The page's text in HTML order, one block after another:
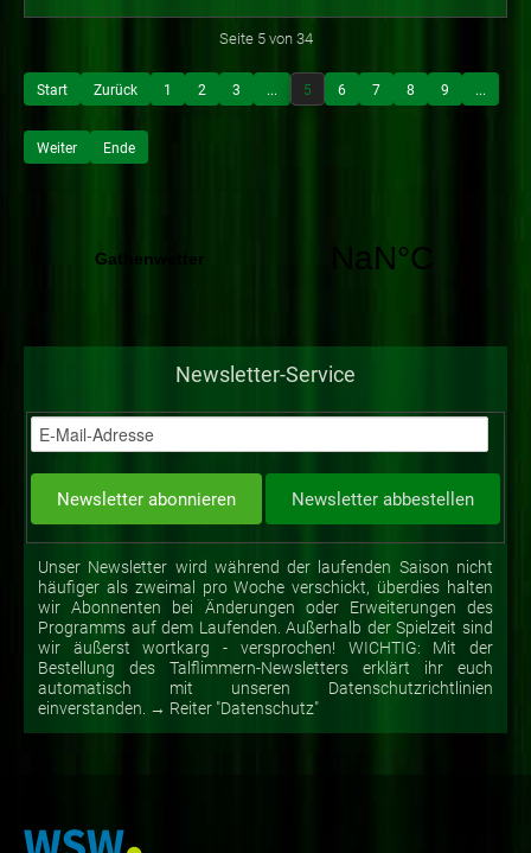
Seite 5 von 34
Start Zurück 1 2 3 ... 5 6 7 8 9 ...
Weiter Ende
Newsletter-Service
Unser Newsletter wird während der laufenden Saison nicht
häufiger als zweimal pro Woche verschickt, überdies halten
wir Abonnenten bei Änderungen oder Erweiterungen des
Programms auf dem Laufenden. Außerhalb der Spielzeit sind
wir äußerst wortkarg - versprochen! WICHTIG: Mit der
Bestellung des Talflimmern-Newsletters erklärt ihr euch
automatisch mit unseren Datenschutzrichtlinien
einverstanden. → Reiter "Datenschutz"